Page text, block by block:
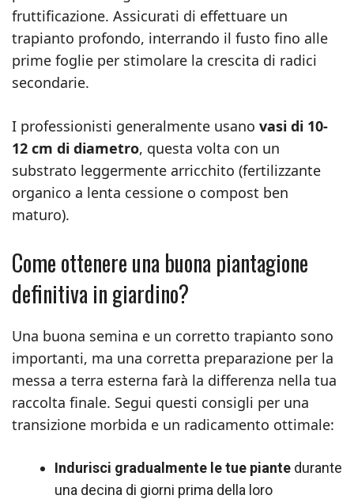
fruttificazione. Assicurati di effettuare un
trapianto profondo, interrando il fusto fino alle
prime foglie per stimolare la crescita di radici
secondarie.
I professionisti generalmente usano vasi di 10-
12 cm di diametro, questa volta con un
substrato leggermente arricchito (fertilizzante
organico a lenta cessione o compost ben
maturo).
Come ottenere una buona piantagione
definitiva in giardino?
Una buona semina e un corretto trapianto sono
importanti, ma una corretta preparazione per la
messa a terra esterna farà la differenza nella tua
raccolta finale. Segui questi consigli per una
transizione morbida e un radicamento ottimale:
Indurisci gradualmente le tue piante durante
una decina di giorni prima della loro